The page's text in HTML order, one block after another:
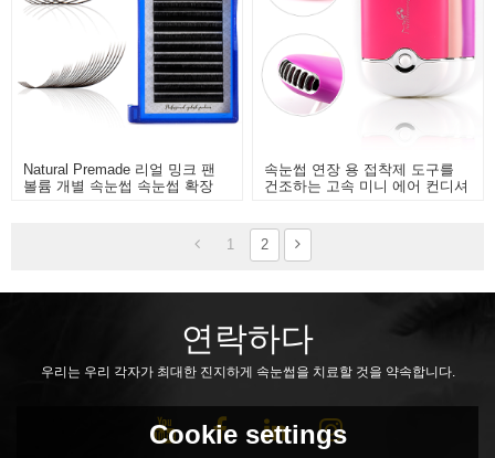
Natural Premade 리얼 밍크 팬
볼륨 개별 속눈썹 속눈썹 확장
속눈썹 연장 용 접착제 도구를
건조하는 고속 미니 에어 컨디셔
1 2
연락하다
우리는 우리 각자가 최대한 진지하게 속눈썹을 치료할 것을 약속합니다.
Cookie settings